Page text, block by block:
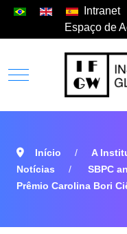
Intranet
Espaço de
Início A
Notícias
SBPC
Prêmio Carolina Bori